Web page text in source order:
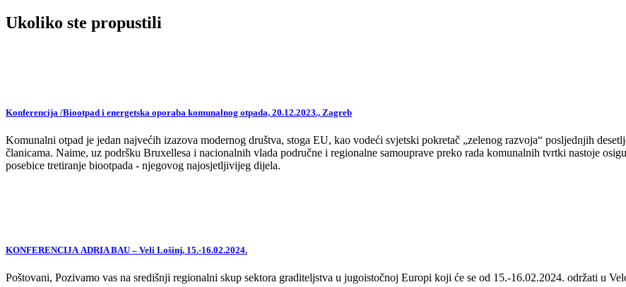
Ukoliko ste propustili
Konferencija /Biootpad i energetska oporaba komunalnog otpada, 20.12.2023., Zagreb
Komunalni otpad je jedan najvećih izazova modernog društva, stoga EU, kao vodeći svjetski pokretač „zelenog razvoja“ posljednjih
članicama. Naime, uz podršku Bruxellesa i nacionalnih vlada područne i regionalne samouprave preko rada komunalnih tvrtki nastoje
posebice tretiranje biootpada - njegovog najosjetljivijeg dijela.
KONFERENCIJA ADRIA BAU – Veli Lošinj, 15.-16.02.2024.
Poštovani, Pozivamo vas na središnji regionalni skup sektora graditeljstva u jugoistočnoj Europi koji će se od 15.-16.02.2024. održati u